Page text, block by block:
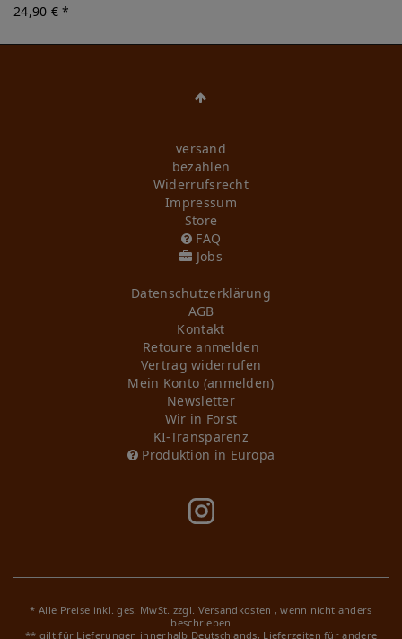
24,90 € *
versand
bezahlen
Widerrufs­recht
Impressum
Store
FAQ
Jobs
Daten­schutz­erklärung
AGB
Kontakt
Retoure anmelden
Vertrag widerrufen
Mein Konto (anmelden)
Newsletter
Wir in Forst
KI-Transparenz
Produktion in Europa
* Alle Preise inkl. ges. MwSt. zzgl. Versandkosten , wenn nicht anders
beschrieben
** gilt für Lieferungen innerhalb Deutschlands, Lieferzeiten für andere